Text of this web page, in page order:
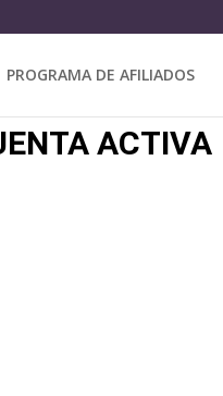
PROGRAMA DE AFILIADOS
ACTIVA